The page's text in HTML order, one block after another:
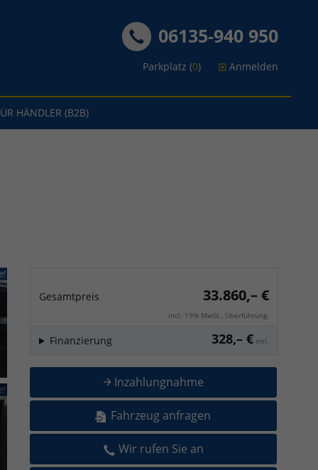
06135-940 950
Parkplatz (0) Anmelden
HÄNDLER (B2B)
Gesamtpreis 33.860,– €
incl. 19% MwSt., Überführung.
328,– € mtl.
Finanzierung
Inzahlungnahme
Fahrzeug anfragen
Wir rufen Sie an